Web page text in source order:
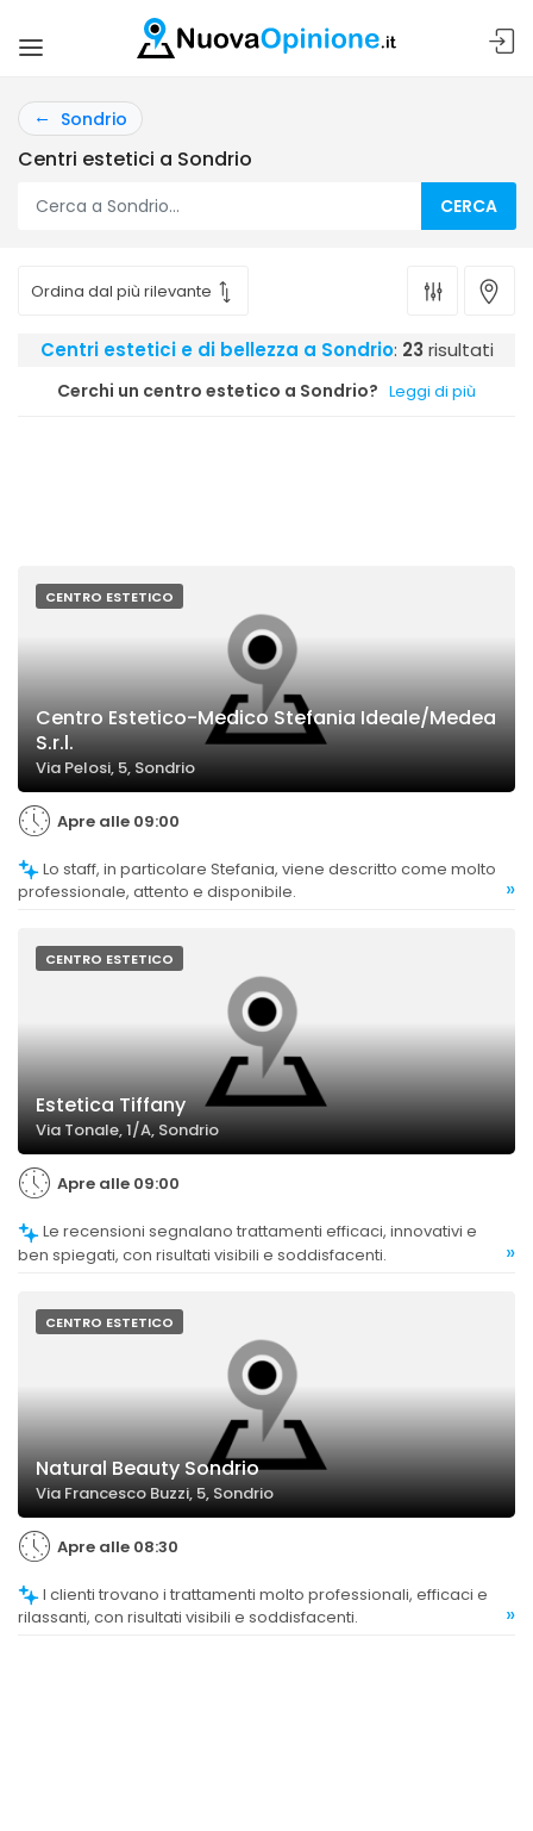
Sondrio
Centri estetici a Sondrio
CERCA
Centri estetici e di bellezza a Sondrio: 23 risultati
Cerchi un centro estetico a Sondrio? Leggi di più
CENTRO ESTETICO
Centro Estetico-Medico Stefania Ideale/Medea
S.r.l.
Via Pelosi, 5, Sondrio
Apre alle 09:00
professionale, attento e disponibile.
»
CENTRO ESTETICO
Estetica Tiffany
Via Tonale, 1/A, Sondrio
Apre alle 09:00
ben spiegati, con risultati visibili e soddisfacenti.
»
CENTRO ESTETICO
Natural Beauty Sondrio
Via Francesco Buzzi, 5, Sondrio
Apre alle 08:30
rilassanti, con risultati visibili e soddisfacenti.
»